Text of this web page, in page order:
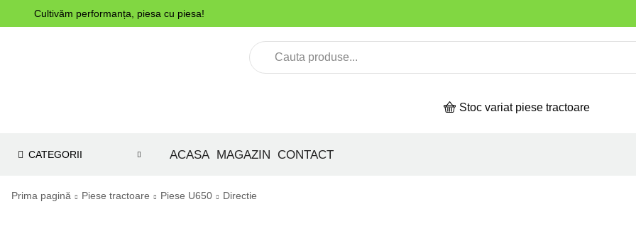
Cultivăm performanța, piesa cu piesa!
Stoc variat piese tractoare
CATEGORII ACASA MAGAZIN CONTACT
Prima pagină Piese tractoare Piese U650 Directie